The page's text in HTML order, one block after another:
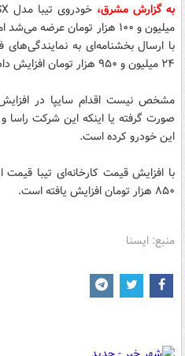
به گزارش مشرق،
میلیون و ۱۰۰ هزار تومان
با ارسال بخشنامه‌ای به
۲۴ میلیون و ۹۵۰ هزار تومان افزایش داده است.
مشخص نیست اقدام سایپا در
صورت گرفته یا اینکه این شرکت راسا
این خودرو کرده است.
با افزایش قیمت کارخانه‌ای تیبا
۸۵۰ هزار تومان افزایش یافته است.
منبع: ایسنا